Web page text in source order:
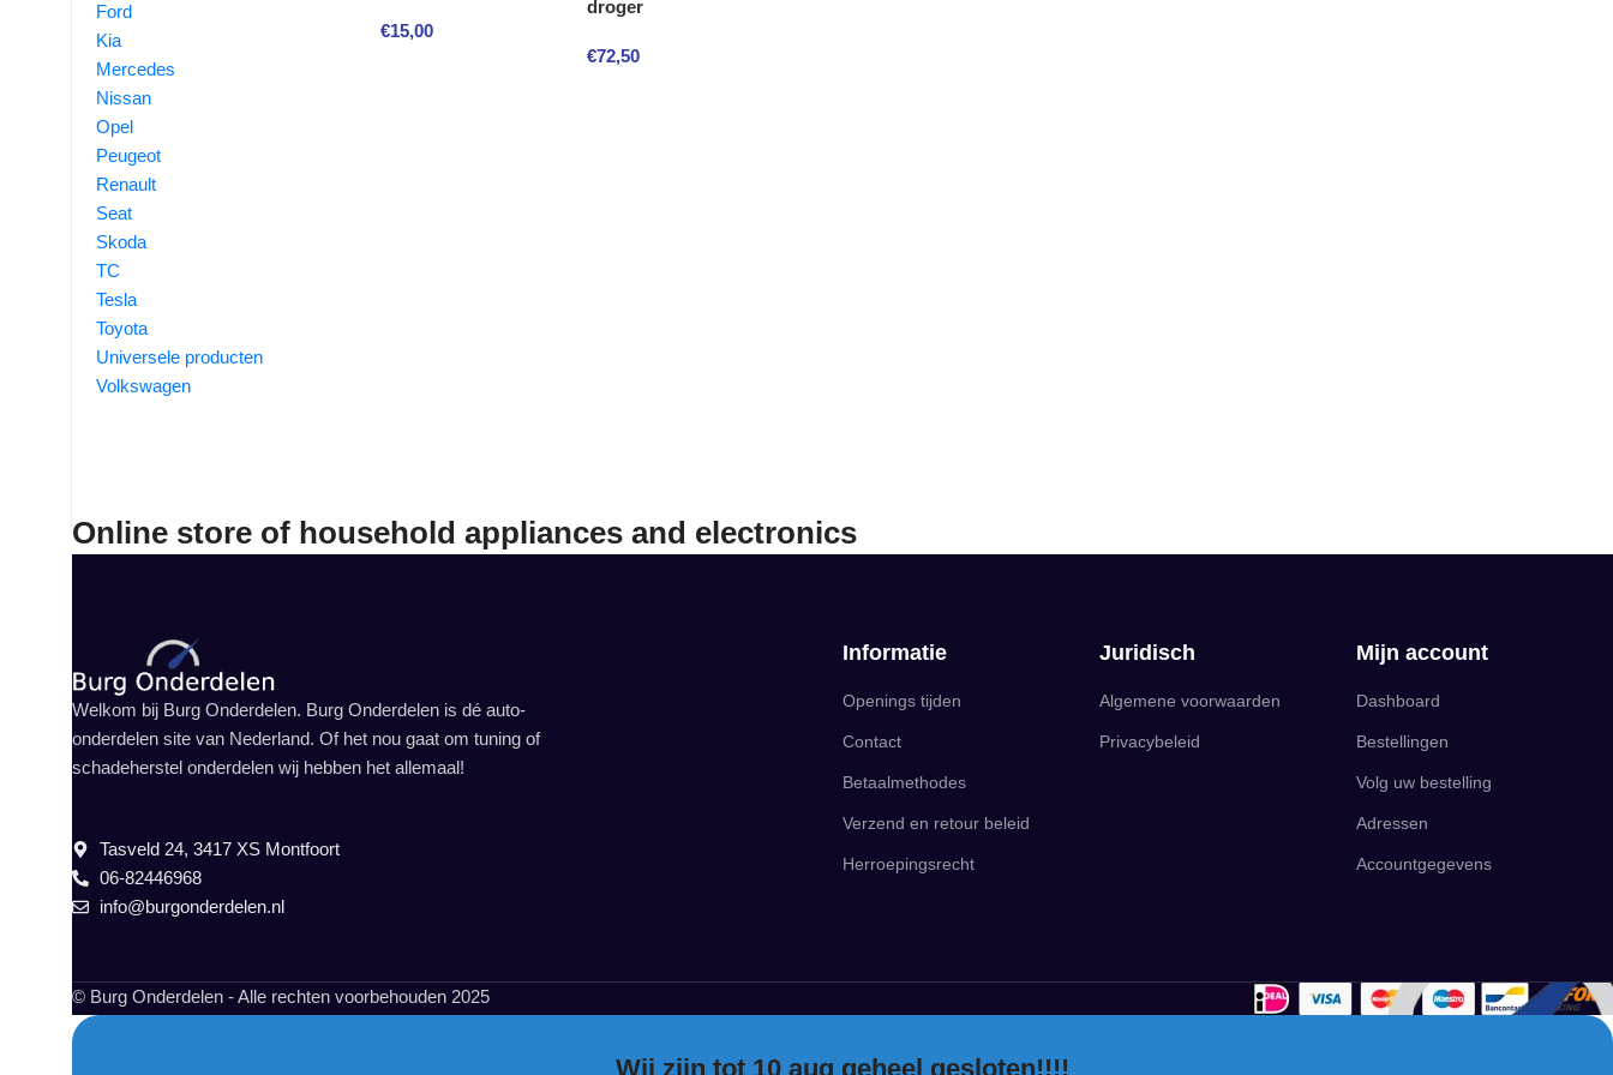
Ford
Kia
Mercedes
Nissan
Opel
Peugeot
Renault
Seat
Skoda
TC
Tesla
Toyota
Universele producten
Volkswagen
€15,00
droger
€72,50
Online store of household appliances and electronics
Informatie
Openings tijden
Contact
Betaalmethodes
Verzend en retour beleid
Herroepingsrecht
Juridisch
Algemene voorwaarden
Privacybeleid
Mijn account
Dashboard
Bestellingen
Volg uw bestelling
Adressen
Accountgegevens
Welkom bij Burg Onderdelen. Burg Onderdelen is dé auto-
onderdelen site van Nederland. Of het nou gaat om tuning of
schadeherstel onderdelen wij hebben het allemaal!
Tasveld 24, 3417 XS Montfoort
06-82446968
info@burgonderdelen.nl
© Burg Onderdelen - Alle rechten voorbehouden 2025
Wij zijn tot 10 aug geheel gesloten!!!!